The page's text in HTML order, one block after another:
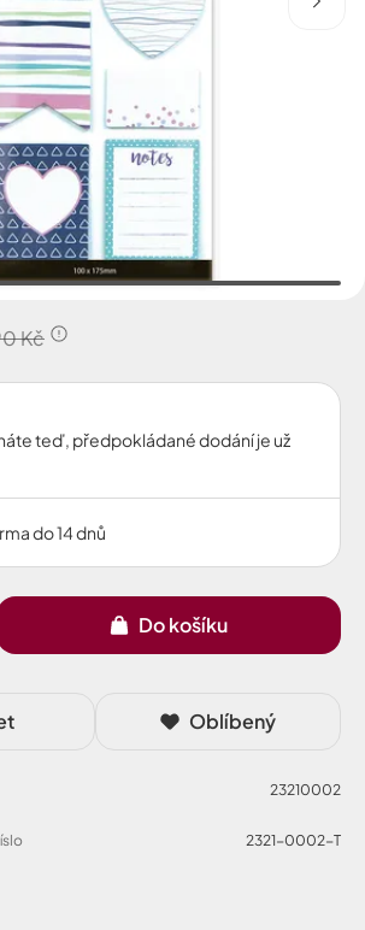
Kč
teď, předpokládané dodání je už
do 14 dnů
Do košíku
Oblíbený
23210002
2321-0002-T